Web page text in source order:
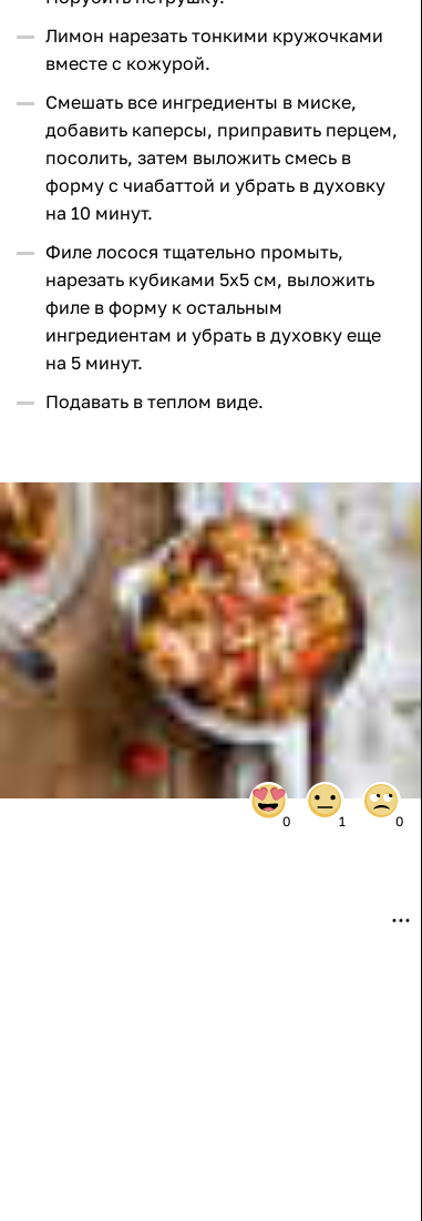
Лимон нарезать тонкими кружочками
вместе с кожурой.
Смешать все ингредиенты в миске,
добавить каперсы, приправить перцем,
посолить, затем выложить смесь в
форму с чиабаттой и убрать в духовку
на 10 минут.
Филе лосося тщательно промыть,
нарезать кубиками 5х5 см, выложить
филе в форму к остальным
ингредиентам и убрать в духовку еще
на 5 минут.
Подавать в теплом виде.
0 1 0